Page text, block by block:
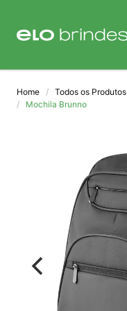
BLOG
Home Todos os Produtos
Mochila Brunno